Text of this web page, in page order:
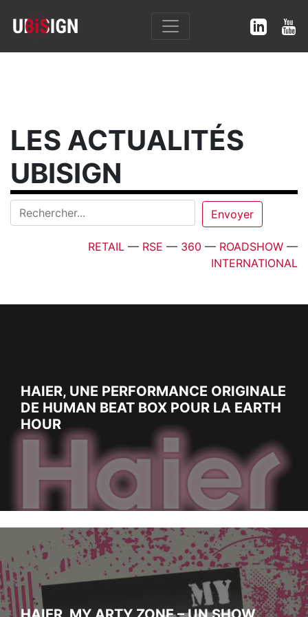
LES ACTUALITÉS
UBISIGN
RETAIL — RSE — 360 — ROADSHOW —
INTERNATIONAL
HAIER, UNE PERFORMANCE ORIGINALE
DE HUMAN BEAT BOX POUR LA EARTH
HOUR